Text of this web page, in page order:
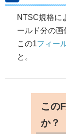
NTSC規格に
ールド分の画
この1フィー
と。
この
か？